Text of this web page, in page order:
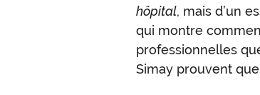
hôpital, mais d’un
qui montre
professionnelles
Simay prouvent